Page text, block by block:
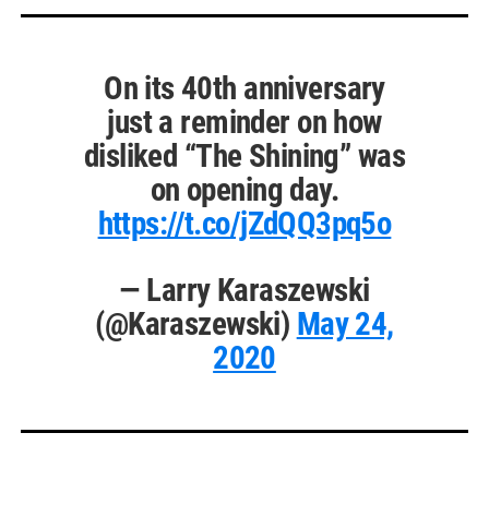
On its 40th anniversary
just a reminder on how
disliked “The Shining” was
on opening day.
https://t.co/jZdQQ3pq5o
— Larry Karaszewski
(@Karaszewski) May 24,
2020